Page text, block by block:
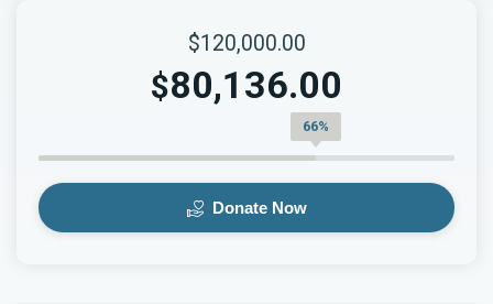
$120,000.00
$80,136.00
66%
Donate Now